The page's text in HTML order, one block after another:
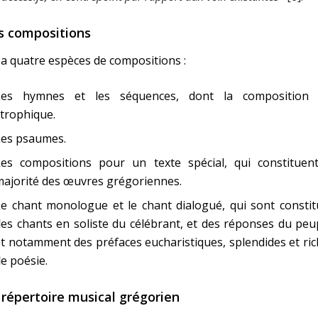
compositions
quatre espèces de compositions :
hymnes et les séquences, dont la composition
psaumes.
compositions pour un texte spécial, qui
des œuvres grégoriennes.
chant monologue et le chant dialogué, qui sont
chants en soliste du célébrant, et des réponses du
notamment des préfaces eucharistiques, splendides et
poésie.
répertoire musical grégorien